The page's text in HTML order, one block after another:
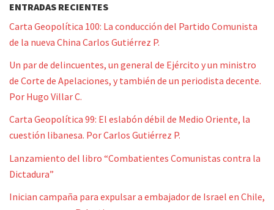
ENTRADAS RECIENTES
Carta Geopolítica 100: La conducción del Partido Comunista
de la nueva China Carlos Gutiérrez P.
Un par de delincuentes, un general de Ejército y un ministro
de Corte de Apelaciones, y también de un periodista decente.
Por Hugo Villar C.
Carta Geopolítica 99: El eslabón débil de Medio Oriente, la
cuestión libanesa. Por Carlos Gutiérrez P.
Lanzamiento del libro “Combatientes Comunistas contra la
Dictadura”
Inician campaña para expulsar a embajador de Israel en Chile,